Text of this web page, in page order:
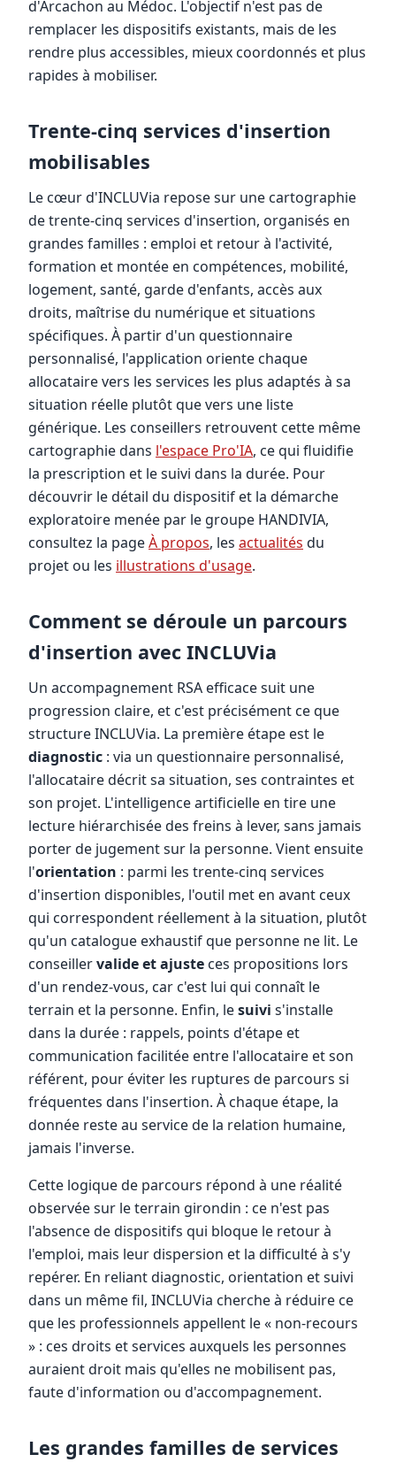
d'Arcachon au Médoc. L'objectif n'est pas de
remplacer les dispositifs existants, mais de les
rendre plus accessibles, mieux coordonnés et plus
rapides à mobiliser.
Trente-cinq services d'insertion
mobilisables
Le cœur d'INCLUVia repose sur une cartographie
de trente-cinq services d'insertion, organisés en
grandes familles : emploi et retour à l'activité,
formation et montée en compétences, mobilité,
logement, santé, garde d'enfants, accès aux
droits, maîtrise du numérique et situations
spécifiques. À partir d'un questionnaire
personnalisé, l'application oriente chaque
allocataire vers les services les plus adaptés à sa
situation réelle plutôt que vers une liste
générique. Les conseillers retrouvent cette même
cartographie dans l'espace Pro'IA, ce qui fluidifie
la prescription et le suivi dans la durée. Pour
découvrir le détail du dispositif et la démarche
exploratoire menée par le groupe HANDIVIA,
consultez la pageÀ propos, les actualités du
projet ou les illustrations d'usage.
Comment se déroule un parcours
d'insertion avec INCLUVia
Un accompagnement RSA efficace suit une
progression claire, et c'est précisément ce que
structure INCLUVia. La première étape est le
diagnostic : via un questionnaire personnalisé,
l'allocataire décrit sa situation, ses contraintes et
son projet. L'intelligence artificielle en tire une
lecture hiérarchisée des freins à lever, sans jamais
porter de jugement sur la personne. Vient ensuite
l'orientation : parmi les trente-cinq services
d'insertion disponibles, l'outil met en avant ceux
qui correspondent réellement à la situation, plutôt
qu'un catalogue exhaustif que personne ne lit. Le
conseillervalide et ajuste ces propositions lors
d'un rendez-vous, car c'est lui qui connaît le
terrain et la personne. Enfin, lesuivi s'installe
dans la durée : rappels, points d'étape et
communication facilitée entre l'allocataire et son
référent, pour éviter les ruptures de parcours si
fréquentes dans l'insertion. À chaque étape, la
donnée reste au service de la relation humaine,
jamais l'inverse.
Cette logique de parcours répond à une réalité
observée sur le terrain girondin : ce n'est pas
l'absence de dispositifs qui bloque le retour à
l'emploi, mais leur dispersion et la difficulté à s'y
repérer. En reliant diagnostic, orientation et suivi
dans un même fil, INCLUVia cherche à réduire ce
que les professionnels appellent le « non-recours
» : ces droits et services auxquels les personnes
auraient droit mais qu'elles ne mobilisent pas,
faute d'information ou d'accompagnement.
Les grandes familles de services